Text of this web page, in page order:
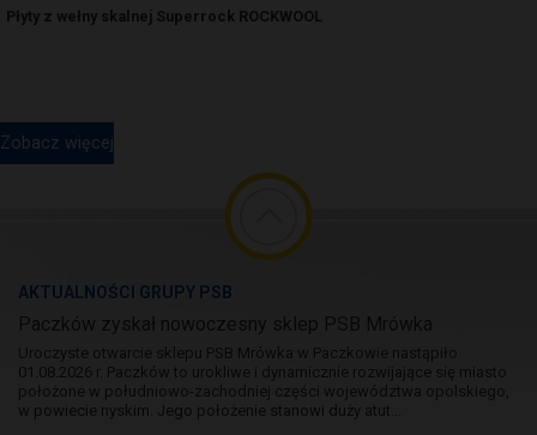
Płyty z wełny skalnej Superrock ROCKWOOL
Zobacz więcej
AKTUALNOŚCI GRUPY PSB
Paczków zyskał nowoczesny sklep PSB Mrówka
Uroczyste otwarcie sklepu PSB Mrówka w Paczkowie nastąpiło
01.08.2026 r. Paczków to urokliwe i dynamicznie rozwijające się miasto
położone w południowo-zachodniej części województwa opolskiego,
w powiecie nyskim. Jego położenie stanowi duży atut...